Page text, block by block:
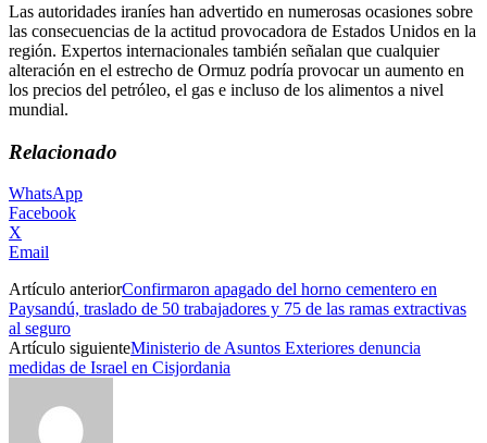
Las autoridades iraníes han advertido en numerosas ocasiones sobre
las consecuencias de la actitud provocadora de Estados Unidos en la
región. Expertos internacionales también señalan que cualquier
alteración en el estrecho de Ormuz podría provocar un aumento en
los precios del petróleo, el gas e incluso de los alimentos a nivel
mundial.
Relacionado
WhatsApp
Facebook
X
Email
Artículo anteriorConfirmaron apagado del horno cementero en
Paysandú, traslado de 50 trabajadores y 75 de las ramas extractivas
al seguro
Artículo siguienteMinisterio de Asuntos Exteriores denuncia
medidas de Israel en Cisjordania